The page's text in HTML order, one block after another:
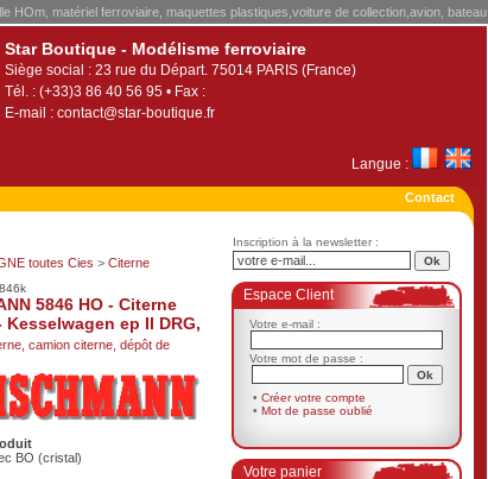
HOm, matériel ferroviaire, maquettes plastiques,voiture de collection,avion, bateau
Star Boutique - Modélisme ferroviaire
Siège social : 23 rue du Départ. 75014 PARIS (France)
Tél. : (+33)3 86 40 56 95 • Fax :
E-mail : contact@star-boutique.fr
Langue :
Contact
toutes Cies > Citerne
5846 HO - Citerne
Kesselwagen ep II DRG,
camion citerne, dépôt de
BO (cristal)
Inscription à la newsletter :
Espace Client
Votre e-mail :
Votre mot de passe :
• Créer votre compte
• Mot de passe oublié
Votre panier